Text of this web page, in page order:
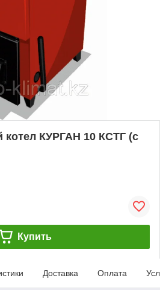
КУРГАН 10 КСТГ (с
Купить
Доставка Оплата